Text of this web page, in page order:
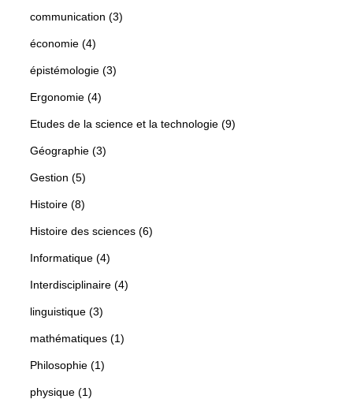
communication (3)
économie (4)
épistémologie (3)
Ergonomie (4)
Etudes de la science et la technologie (9)
Géographie (3)
Gestion (5)
Histoire (8)
Histoire des sciences (6)
Informatique (4)
Interdisciplinaire (4)
linguistique (3)
mathématiques (1)
Philosophie (1)
physique (1)